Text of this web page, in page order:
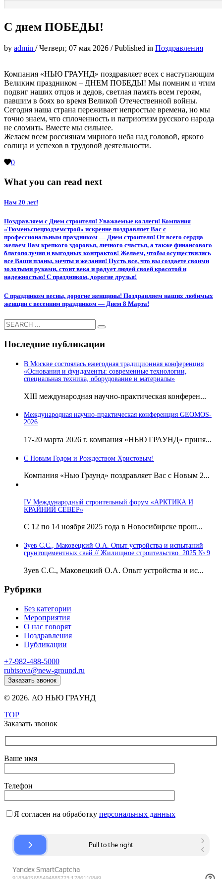
С днем ПОБЕДЫ!
by admin /Четверг, 07 мая 2026 /Published in Поздравления
Компания «НЬЮ ГРАУНД» поздравляет всех с наступающим
Великим праздником – ДНЕМ ПОБЕДЫ! Мы помним и чтим
подвиг наших отцов и дедов, светлая память всем героям,
павшим в боях во время Великой Отечественной войны.
Сегодня наша страна переживает непростые времена, но мы
точно знаем, что сплоченность и патриотизм русского народа
не сломить. Вместе мы сильнее.
Желаем всем россиянам мирного неба над головой, яркого
солнца и успехов в трудовой деятельности.
0
What you can read next
Нам 20 лет!
Поздравляем с Днем строителя! Уважаемые коллеги! Компания
«Тюменьспецподземстрой» искренне поздравляет Вас с
профессиональным праздником — Днем строителя! От всего сердца
желаем Вам крепкого здоровья, личного счастья, а также финансового
благополучия и выгодных контрактов! Желаем, чтобы осуществились
все Ваши планы, мечты и желания! Пусть все, что вы создаете своими
золотыми руками, стоит века и радует людей своей красотой и
надежностью! С праздником, дорогие друзья!
С праздником весны, дорогие женщины! Поздравляем наших любимых
женщин с весенним праздником — Днем 8 Марта!
Последние публикации
В Москве состоялась ежегодная традиционная конференция
«Основания и фундаменты: современные технологии,
специальная техника, оборудование и материалы»
ХIII международная научно-практическая конферен...
Международная научно-практическая конференция GEOMOS-
2026
17-20 марта 2026 г. компания «НЬЮ ГРАУНД» приня...
С Новым Годом и Рождеством Христовым!
Компания «Нью Граунд» поздравляет Вас с Новым 2...
IV Международный строительный форум «АРКТИКА И
КРАЙНИЙ СЕВЕР»
С 12 по 14 ноября 2025 года в Новосибирске прош...
Зуев С.С., Маковецкий О.А. Опыт устройства и испытаний
грунтоцементных свай // Жилищное строительство. 2025 № 9
Зуев С.С., Маковецкий О.А. Опыт устройства и ис...
Рубрики
Без категории
Мероприятия
О нас говорят
Поздравления
Публикации
+7-982-488-5000
rubtsova@new-ground.ru
Заказать звонок
© 2026. АО НЬЮ ГРАУНД
TOP
Заказать звонок
Ваше имя
Телефон
Я согласен на обработку персональных данных